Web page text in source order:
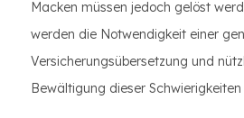
Macken müssen jedoch gelöst
werden die Notwendigkeit einer
Versicherungsübersetzung und
Bewältigung dieser